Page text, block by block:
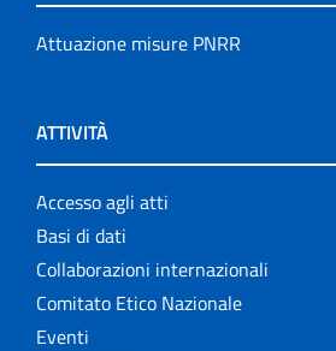
Attuazione misure PNRR
ATTIVITÀ
Accesso agli atti
Basi di dati
Collaborazioni internazionali
Comitato Etico Nazionale
Eventi